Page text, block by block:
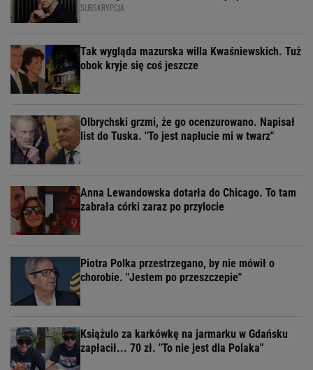
SUBSKRYPCJA
Tak wygląda mazurska willa Kwaśniewskich. Tuż
obok kryje się coś jeszcze
Olbrychski grzmi, że go ocenzurowano. Napisał
list do Tuska. "To jest naplucie mi w twarz"
Anna Lewandowska dotarła do Chicago. To tam
zabrała córki zaraz po przylocie
Piotra Polka przestrzegano, by nie mówił o
chorobie. "Jestem po przeszczepie"
Książulo za karkówkę na jarmarku w Gdańsku
zapłacił... 70 zł. "To nie jest dla Polaka"